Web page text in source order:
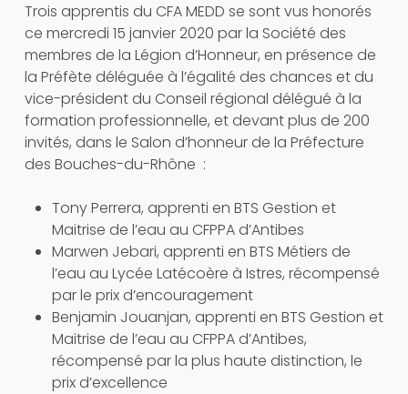
Trois apprentis du CFA MEDD se sont vus honorés
ce mercredi 15 janvier 2020 par la Société des
membres de la Légion d’Honneur, en présence de
la Préfète déléguée à l’égalité des chances et du
vice-président du Conseil régional délégué à la
formation professionnelle, et devant plus de 200
invités, dans le Salon d’honneur de la Préfecture
des Bouches-du-Rhône :
Tony Perrera, apprenti en BTS Gestion et
Maitrise de l’eau au CFPPA d’Antibes
Marwen Jebari, apprenti en BTS Métiers de
l’eau au Lycée Latécoère à Istres, récompensé
par le prix d’encouragement
Benjamin Jouanjan, apprenti en BTS Gestion et
Maitrise de l’eau au CFPPA d’Antibes,
récompensé par la plus haute distinction, le
prix d’excellence